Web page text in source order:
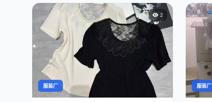
2
服装厂 服装厂